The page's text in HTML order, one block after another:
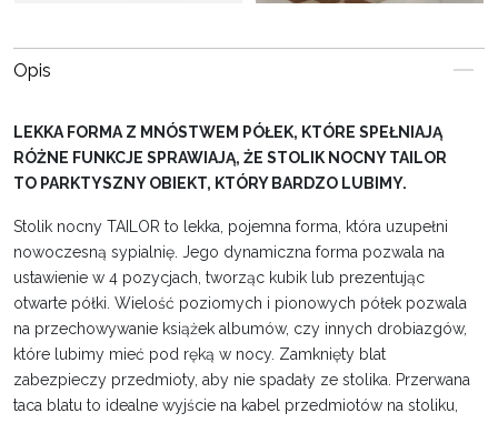
Opis
LEKKA FORMA Z MNÓSTWEM PÓŁEK, KTÓRE SPEŁNIAJĄ
RÓŻNE FUNKCJE SPRAWIAJĄ, ŻE STOLIK NOCNY TAILOR
TO PARKTYSZNY OBIEKT, KTÓRY BARDZO LUBIMY.
Stolik nocny TAILOR to lekka, pojemna forma, która uzupełni
nowoczesną sypialnię. Jego dynamiczna forma pozwala na
ustawienie w 4 pozycjach, tworząc kubik lub prezentując
otwarte półki. Wielość poziomych i pionowych półek pozwala
na przechowywanie książek albumów, czy innych drobiazgów,
które lubimy mieć pod ręką w nocy. Zamknięty blat
zabezpieczy przedmioty, aby nie spadały ze stolika. Przerwana
taca blatu to idealne wyjście na kabel przedmiotów na stoliku,